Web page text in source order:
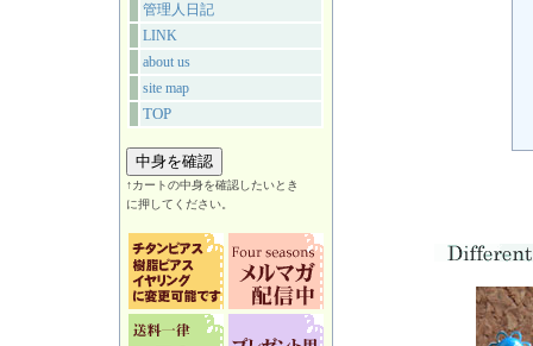
管理人日記
LINK
about us
site map
TOP
↑カートの中身を確認したいとき
に押してください。